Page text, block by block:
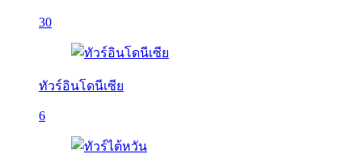
30
ทัวร์อินโดนีเซีย
6